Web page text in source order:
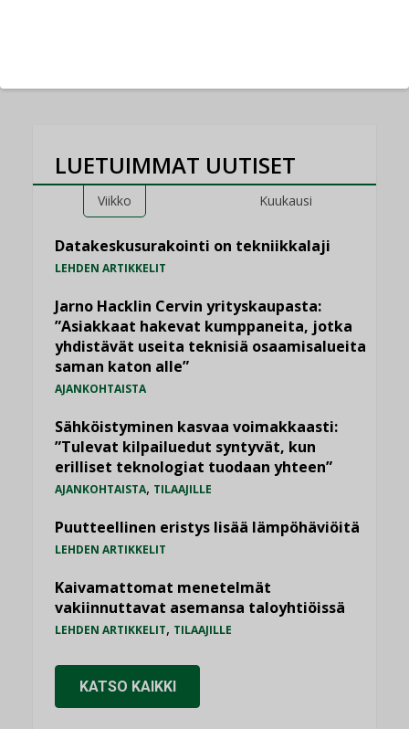
LUETUIMMAT UUTISET
Viikko Kuukausi
Datakeskusurakointi on tekniikkalaji
LEHDEN ARTIKKELIT
Jarno Hacklin Cervin yrityskaupasta:
”Asiakkaat hakevat kumppaneita, jotka
yhdistävät useita teknisiä osaamisalueita
saman katon alle”
AJANKOHTAISTA
Sähköistyminen kasvaa voimakkaasti:
”Tulevat kilpailuedut syntyvät, kun
erilliset teknologiat tuodaan yhteen”
AJANKOHTAISTA, TILAAJILLE
Puutteellinen eristys lisää lämpöhäviöitä
LEHDEN ARTIKKELIT
Kaivamattomat menetelmät
vakiinnuttavat asemansa taloyhtiöissä
LEHDEN ARTIKKELIT, TILAAJILLE
KATSO KAIKKI